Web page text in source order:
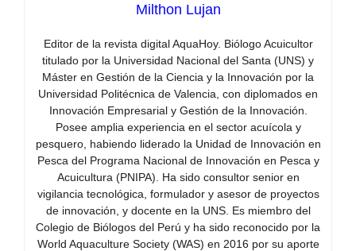
Milthon Lujan
Editor de la revista digital AquaHoy. Biólogo Acuicultor
titulado por la Universidad Nacional del Santa (UNS) y
Máster en Gestión de la Ciencia y la Innovación por la
Universidad Politécnica de Valencia, con diplomados en
Innovación Empresarial y Gestión de la Innovación.
Posee amplia experiencia en el sector acuícola y
pesquero, habiendo liderado la Unidad de Innovación en
Pesca del Programa Nacional de Innovación en Pesca y
Acuicultura (PNIPA). Ha sido consultor senior en
vigilancia tecnológica, formulador y asesor de proyectos
de innovación, y docente en la UNS. Es miembro del
Colegio de Biólogos del Perú y ha sido reconocido por la
World Aquaculture Society (WAS) en 2016 por su aporte